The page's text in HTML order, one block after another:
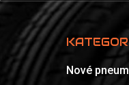
Nové